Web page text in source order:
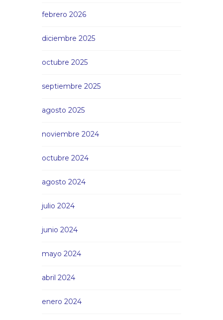
febrero 2026
diciembre 2025
octubre 2025
septiembre 2025
agosto 2025
noviembre 2024
octubre 2024
agosto 2024
julio 2024
junio 2024
mayo 2024
abril 2024
enero 2024